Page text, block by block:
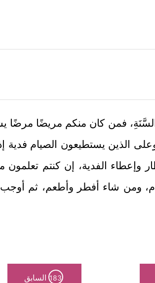
فمن كان منكم مريضًا مرضًا
الذين يستطيعون الصيام
الفدية، إن كنتم
ومن شاء أفطر وأطعم، ثم أوجب
183 السابق